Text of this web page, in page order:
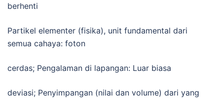
berhenti
Partikel elementer (fisika), unit fundamental dari
semua cahaya: foton
cerdas; Pengalaman di lapangan: Luar biasa
deviasi; Penyimpangan (nilai dan volume) dari yang